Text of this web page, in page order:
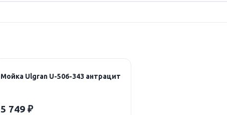
Мойка Ulgran U-506-343 антрацит
5 749 ₽